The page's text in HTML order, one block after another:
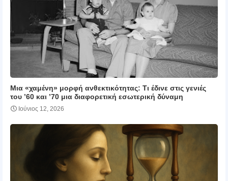
Μια «χαμένη» μορφή ανθεκτικότητας: Τι έδινε στις γενιές
του ’60 και ’70 μια διαφορετική εσωτερική δύναμη
Ιούνιος 12, 2026